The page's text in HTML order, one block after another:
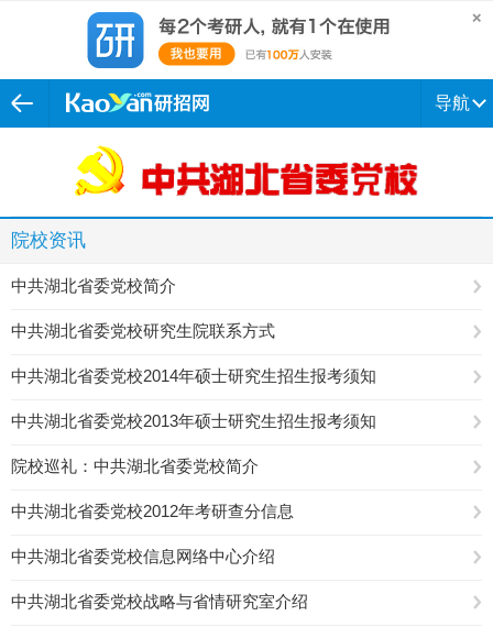
导航
院校资讯
中共湖北省委党校简介
中共湖北省委党校研究生院联系方式
中共湖北省委党校2014年硕士研究生招生报考须知
中共湖北省委党校2013年硕士研究生招生报考须知
院校巡礼：中共湖北省委党校简介
中共湖北省委党校2012年考研查分信息
中共湖北省委党校信息网络中心介绍
中共湖北省委党校战略与省情研究室介绍